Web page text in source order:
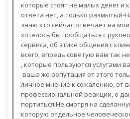
которые стоят не малых денег и
ответа нет, а только размытый-
знаю кто сейчас отвечает на
хотелось бы пообщаться с
сервиса, об этике общения с
всего, впредь советую вам так
, которые пользуются услугами
ваша же репутация от этого
личное мнение к сожалению, от
профессиональной реакции, о
портиться!Не смотря на
которую отдельное